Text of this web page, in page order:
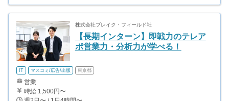
株式会社ブレイク・フィールド社
【長期インターン】即戦力のテレア
ポ営業力・分析力が学べる！
IT マスコミ/広告/出版 東京都
営業
時給 1,500円〜